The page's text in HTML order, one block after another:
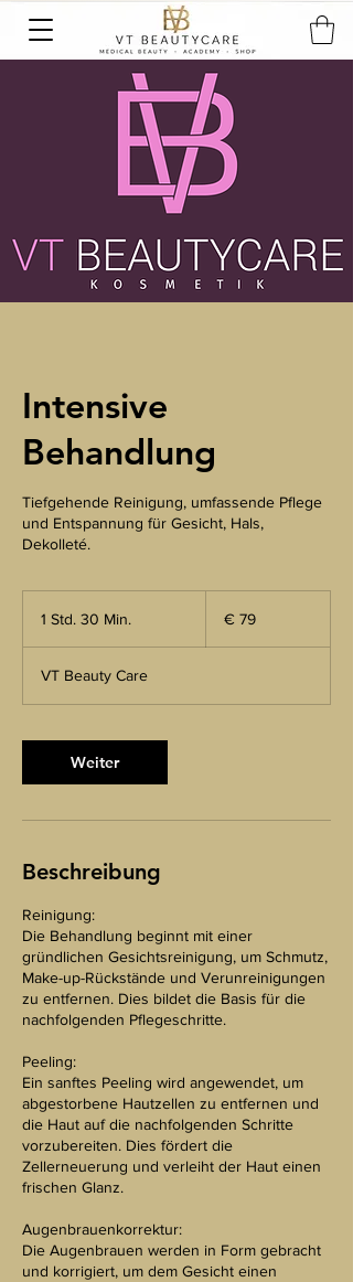
Intensive
Behandlung
Tiefgehende Reinigung, umfassende Pflege
und Entspannung für Gesicht, Hals,
Dekolleté.
1 Std. 30 Min.
d
3
M
n
€ 79
VT Beauty Care
Weiter
Beschreibung
Reinigung:
Die Behandlung beginnt mit einer
gründlichen Gesichtsreinigung, um Schmutz,
Make-up-Rückstände und Verunreinigungen
zu entfernen. Dies bildet die Basis für die
nachfolgenden Pflegeschritte.
Peeling:
Ein sanftes Peeling wird angewendet, um
abgestorbene Hautzellen zu entfernen und
die Haut auf die nachfolgenden Schritte
vorzubereiten. Dies fördert die
Zellerneuerung und verleiht der Haut einen
frischen Glanz.
Augenbrauenkorrektur:
Die Augenbrauen werden in Form gebracht
und korrigiert, um dem Gesicht einen